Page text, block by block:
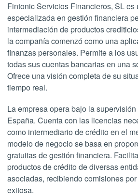
Fintonic Servicios Financieros, SL
especializada en gestión financiera
intermediación de productos
la compañía comenzó como una
finanzas personales. Permite a los
todas sus cuentas bancarias en una
Ofrece una visión completa de su
tiempo real.
La empresa opera bajo la
España. Cuenta con las licencias
como intermediario de crédito en el
modelo de negocio se basa en
gratuitas de gestión financiera.
productos de crédito de diversas
asociadas, recibiendo comisiones
exitosa.